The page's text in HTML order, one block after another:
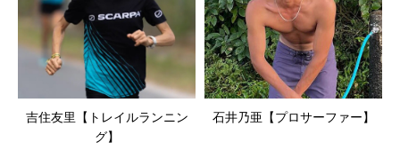
吉住友里【トレイルランニン
グ】
石井乃亜【プロサーファー】